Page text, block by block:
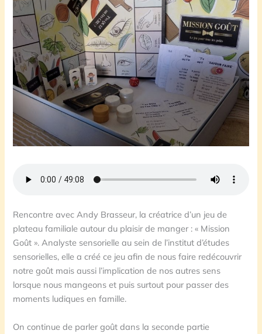
Rencontre avec Andy Brasseur, la créatrice d’un jeu de
plateau familiale autour du plaisir de manger : « Mission
Goût ». Analyste sensorielle au sein de l’institut d’études
sensorielles, elle a créé ce jeu afin de nous faire redécouvrir
notre goût mais aussi l’implication de nos autres sens
lorsque nous mangeons et puis surtout pour passer des
moments ludiques en famille.
On continue de parler goût dans la seconde partie